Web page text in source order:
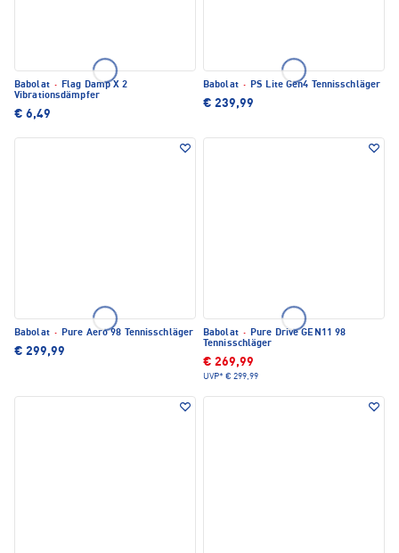
Babolat · Flag Damp X 2
Vibrationsdämpfer
€ 6,49
Babolat · PS Lite Gen4 Tennisschläger
€ 239,99
Babolat · Pure Aero 98 Tennisschläger
€ 299,99
Babolat · Pure Drive GEN11 98
Tennisschläger
€ 269,99
UVP* € 299,99